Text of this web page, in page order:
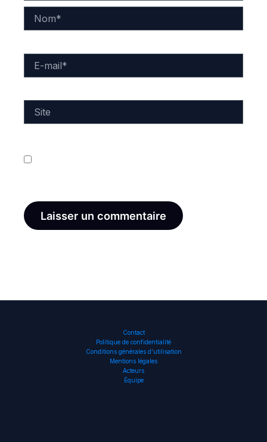
mail*
Contact
Politique de confidentialité
Conditions générales d’utilisation
Mentions légales
Acteurs
Équipe